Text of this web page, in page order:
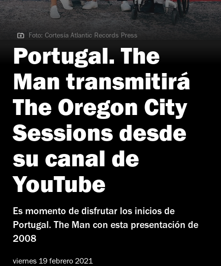
Foto: Cortesía Atlantic Records Press
Foto: Cortesía Atlantic Records Press
Portugal. The
Man transmitirá
The Oregon City
Sessions desde
su canal de
YouTube
Es momento de disfrutar los inicios de
Portugal. The Man con esta presentación de
2008
viernes 19 febrero 2021